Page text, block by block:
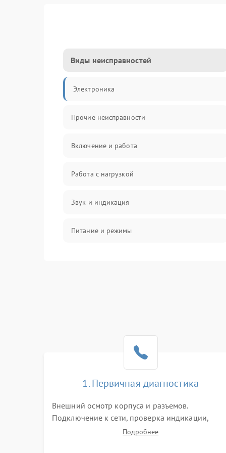
Виды неисправностей
Электроника
Прочие неисправности
Включение и работа
Работа с нагрузкой
Звук и индикация
Питание и режимы
1. Первичная диагностика
Внешний осмотр корпуса и разъемов.
Подключение к сети, проверка индикации,
звуковых сигналов и кодов ошибок. Измерение
Подробнее